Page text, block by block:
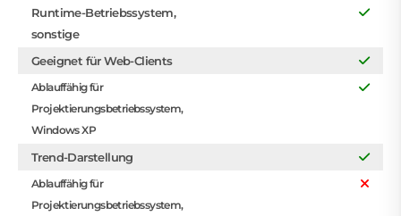
Runtime-Betriebssystem,
sonstige
Geeignet für Web-Clients
Ablauffähig für
Projektierungsbetriebssystem,
Windows XP
Trend-Darstellung
Ablauffähig für
Projektierungsbetriebssystem,